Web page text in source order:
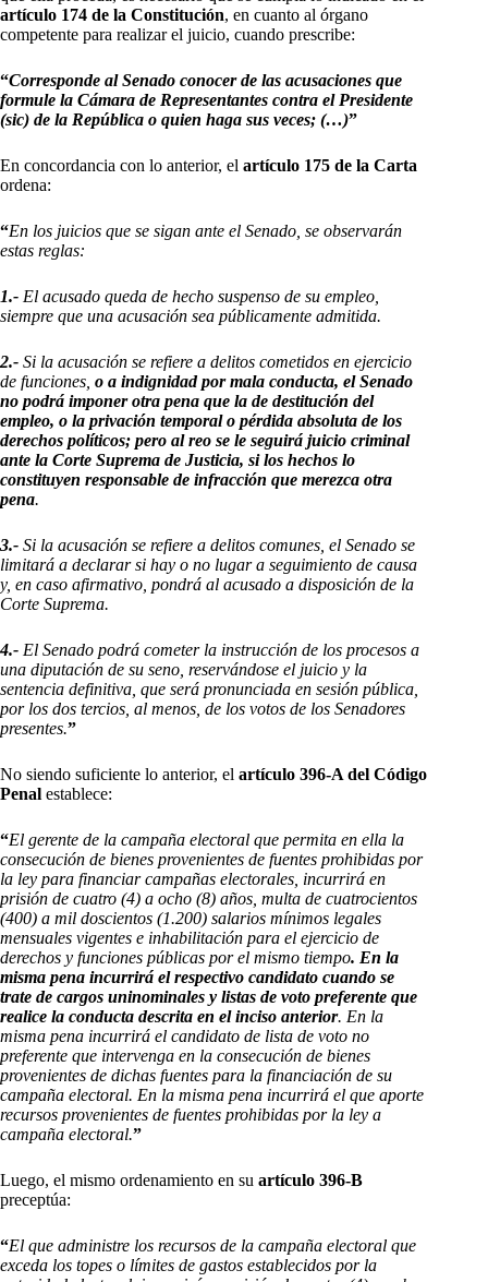
artículo 174 de la Constitución, en cuanto al órgano
competente para realizar el juicio, cuando prescribe:
“Corresponde al Senado conocer de las acusaciones que
formule la Cámara de Representantes contra el Presidente
(sic) de la República o quien haga sus veces; (…)”
En concordancia con lo anterior, el artículo 175 de la Carta
ordena:
“En los juicios que se sigan ante el Senado, se observarán
estas reglas:
1.- El acusado queda de hecho suspenso de su empleo,
siempre que una acusación sea públicamente admitida.
2.- Si la acusación se refiere a delitos cometidos en ejercicio
de funciones, o a indignidad por mala conducta, el Senado
no podrá imponer otra pena que la de destitución del
empleo, o la privación temporal o pérdida absoluta de los
derechos políticos; pero al reo se le seguirá juicio criminal
ante la Corte Suprema de Justicia, si los hechos lo
constituyen responsable de infracción que merezca otra
pena.
3.- Si la acusación se refiere a delitos comunes, el Senado se
limitará a declarar si hay o no lugar a seguimiento de causa
y, en caso afirmativo, pondrá al acusado a disposición de la
Corte Suprema.
4.- El Senado podrá cometer la instrucción de los procesos a
una diputación de su seno, reservándose el juicio y la
sentencia definitiva, que será pronunciada en sesión pública,
por los dos tercios, al menos, de los votos de los Senadores
presentes.”
No siendo suficiente lo anterior, el artículo 396-A del Código
Penal establece:
“El gerente de la campaña electoral que permita en ella la
consecución de bienes provenientes de fuentes prohibidas por
la ley para financiar campañas electorales, incurrirá en
prisión de cuatro (4) a ocho (8) años, multa de cuatrocientos
(400) a mil doscientos (1.200) salarios mínimos legales
mensuales vigentes e inhabilitación para el ejercicio de
derechos y funciones públicas por el mismo tiempo. En la
misma pena incurrirá el respectivo candidato cuando se
trate de cargos uninominales y listas de voto preferente que
realice la conducta descrita en el inciso anterior. En la
misma pena incurrirá el candidato de lista de voto no
preferente que intervenga en la consecución de bienes
provenientes de dichas fuentes para la financiación de su
campaña electoral. En la misma pena incurrirá el que aporte
recursos provenientes de fuentes prohibidas por la ley a
campaña electoral.”
Luego, el mismo ordenamiento en su artículo 396-B
preceptúa:
“El que administre los recursos de la campaña electoral que
exceda los topes o límites de gastos establecidos por la